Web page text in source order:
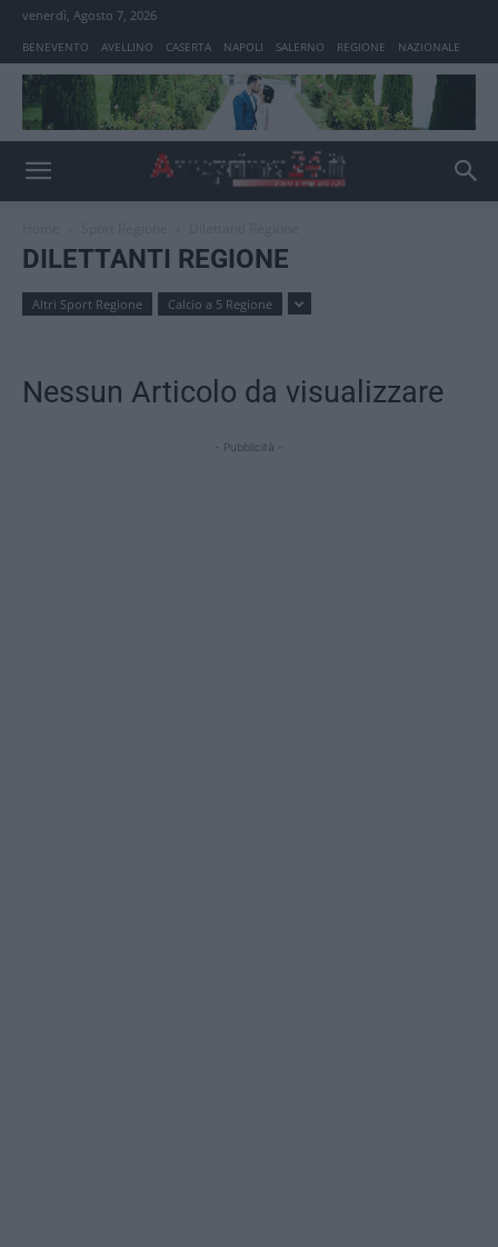
venerdì, Agosto 7, 2026
BENEVENTO AVELLINO CASERTA NAPOLI SALERNO REGIONE NAZIONALE
DILETTANTI REGIONE
Altri Sport Regione Calcio a 5 Regione
Nessun Articolo da visualizzare
- Pubblicità -